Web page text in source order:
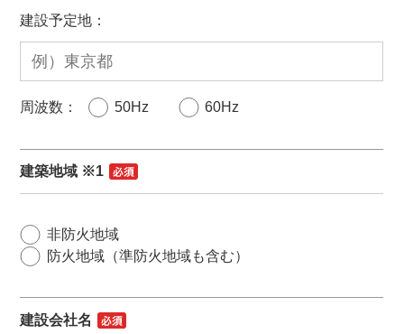
建設予定地：
周波数： 50Hz 60Hz
建築地域 ※1
非防火地域
防火地域（準防火地域も含む）
建設会社名